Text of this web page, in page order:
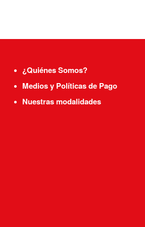
¿Quiénes Somos?
Medios y Políticas de Pago
Nuestras modalidades